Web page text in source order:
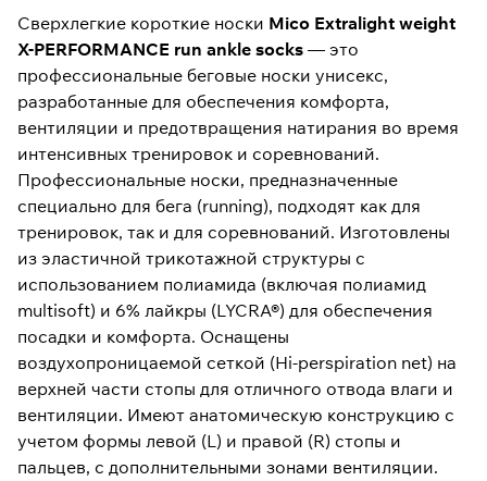
Сверхлегкие короткие носки Mico Extralight weight
X-PERFORMANCE run ankle socks — это
профессиональные беговые носки унисекс,
разработанные для обеспечения комфорта,
вентиляции и предотвращения натирания во время
интенсивных тренировок и соревнований.
Профессиональные носки, предназначенные
специально для бега (running), подходят как для
тренировок, так и для соревнований. Изготовлены
из эластичной трикотажной структуры с
использованием полиамида (включая полиамид
multisoft) и 6% лайкры (LYCRA®) для обеспечения
посадки и комфорта. Оснащены
воздухопроницаемой сеткой (Hi-perspiration net) на
верхней части стопы для отличного отвода влаги и
вентиляции. Имеют анатомическую конструкцию с
учетом формы левой (L) и правой (R) стопы и
пальцев, с дополнительными зонами вентиляции.